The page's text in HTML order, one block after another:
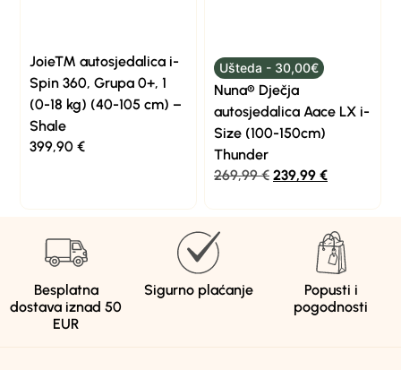
Joie™ autosjedalica i-
Spin 360, Grupa 0+, 1
(0-18 kg) (40-105 cm) –
Shale
399,90€
Ušteda - 30,00€
Nuna® Dječja
autosjedalica Aace LX i-
Size (100-150cm)
Thunder
269,99€ 239,99 €
Besplatna
dostava iznad 50
EUR
Sigurno plaćanje
Popusti i
pogodnosti